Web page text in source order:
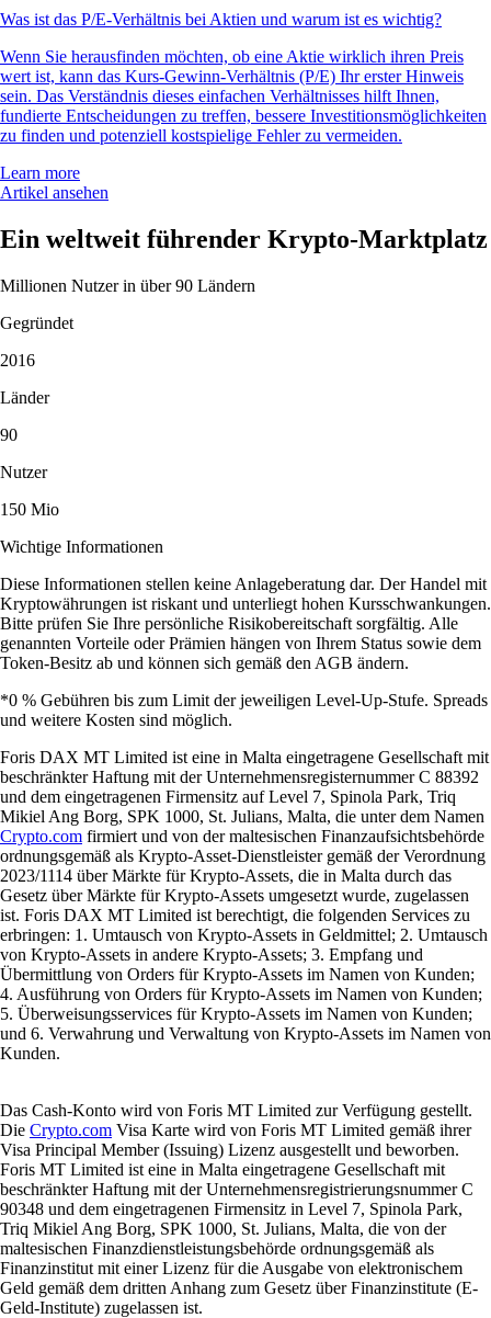
Was ist das P/E-Verhältnis bei Aktien und warum ist es wichtig?
Wenn Sie herausfinden möchten, ob eine Aktie wirklich ihren Preis
wert ist, kann das Kurs-Gewinn-Verhältnis (P/E) Ihr erster Hinweis
sein. Das Verständnis dieses einfachen Verhältnisses hilft Ihnen,
fundierte Entscheidungen zu treffen, bessere Investitionsmöglichkeiten
zu finden und potenziell kostspielige Fehler zu vermeiden.
Learn more
Artikel ansehen
Ein weltweit führender Krypto-Marktplatz
Millionen Nutzer in über 90 Ländern
Gegründet
2016
Länder
90
Nutzer
150 Mio
Wichtige Informationen
Diese Informationen stellen keine Anlageberatung dar. Der Handel mit
Kryptowährungen ist riskant und unterliegt hohen Kursschwankungen.
Bitte prüfen Sie Ihre persönliche Risikobereitschaft sorgfältig. Alle
genannten Vorteile oder Prämien hängen von Ihrem Status sowie dem
Token-Besitz ab und können sich gemäß den AGB ändern.
*0 % Gebühren bis zum Limit der jeweiligen Level-Up-Stufe. Spreads
und weitere Kosten sind möglich.
Foris DAX MT Limited ist eine in Malta eingetragene Gesellschaft mit
beschränkter Haftung mit der Unternehmensregisternummer C 88392
und dem eingetragenen Firmensitz auf Level 7, Spinola Park, Triq
Mikiel Ang Borg, SPK 1000, St. Julians, Malta, die unter dem Namen
Crypto.com firmiert und von der maltesischen Finanzaufsichtsbehörde
ordnungsgemäß als Krypto-Asset-Dienstleister gemäß der Verordnung
2023/1114 über Märkte für Krypto-Assets, die in Malta durch das
Gesetz über Märkte für Krypto-Assets umgesetzt wurde, zugelassen
ist. Foris DAX MT Limited ist berechtigt, die folgenden Services zu
erbringen: 1. Umtausch von Krypto-Assets in Geldmittel; 2. Umtausch
von Krypto-Assets in andere Krypto-Assets; 3. Empfang und
Übermittlung von Orders für Krypto-Assets im Namen von Kunden;
4. Ausführung von Orders für Krypto-Assets im Namen von Kunden;
5. Überweisungsservices für Krypto-Assets im Namen von Kunden;
und 6. Verwahrung und Verwaltung von Krypto-Assets im Namen von
Kunden.
Das Cash-Konto wird von Foris MT Limited zur Verfügung gestellt.
Die Crypto.com Visa Karte wird von Foris MT Limited gemäß ihrer
Visa Principal Member (Issuing) Lizenz ausgestellt und beworben.
Foris MT Limited ist eine in Malta eingetragene Gesellschaft mit
beschränkter Haftung mit der Unternehmensregistrierungsnummer C
90348 und dem eingetragenen Firmensitz in Level 7, Spinola Park,
Triq Mikiel Ang Borg, SPK 1000, St. Julians, Malta, die von der
maltesischen Finanzdienstleistungsbehörde ordnungsgemäß als
Finanzinstitut mit einer Lizenz für die Ausgabe von elektronischem
Geld gemäß dem dritten Anhang zum Gesetz über Finanzinstitute (E-
Geld-Institute) zugelassen ist.